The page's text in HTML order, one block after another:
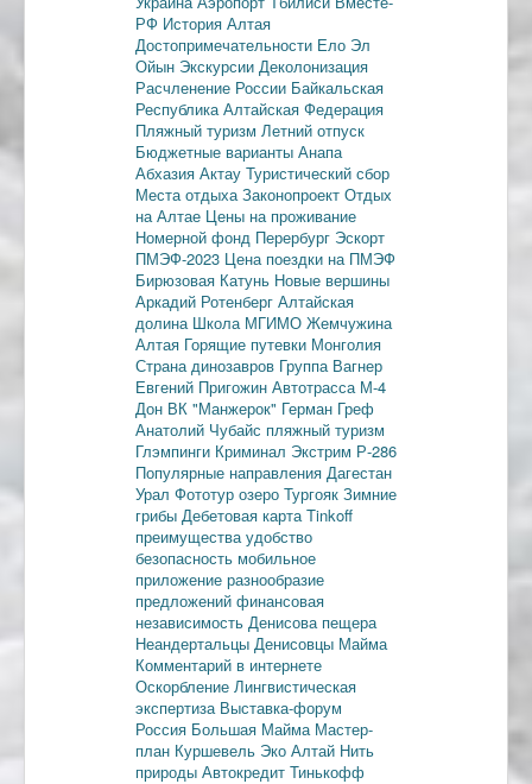
РФ История Алтая
Достопримечательности Ело Эл
Ойын Экскурсии Деколонизация
Расчленение России Байкальская
Республика Алтайская Федерация
Пляжный туризм Летний отпуск
Бюджетные варианты Анапа
Абхазия Актау Туристический сбор
Места отдыха Законопроект Отдых
на Алтае Цены на проживание
Номерной фонд Перербург Эскорт
ПМЭФ-2023 Цена поездки на ПМЭФ
Бирюзовая Катунь Новые вершины
Аркадий Ротенберг Алтайская
долина Школа МГИМО Жемчужина
Алтая Горящие путевки Монголия
Страна динозавров Группа Вагнер
Евгений Пригожин Автотрасса М-4
Дон ВК "Манжерок" Герман Греф
Анатолий Чубайс пляжный туризм
Глэмпинги Криминал Экстрим Р-286
Популярные направления Дагестан
Урал Фототур озеро Тургояк Зимние
грибы Дебетовая карта Tinkoff
преимущества удобство
безопасность мобильное
приложение разнообразие
предложений финансовая
независимость Денисова пещера
Неандертальцы Денисовцы Майма
Комментарий в интернете
Оскорбление Лингвистическая
экспертиза Выставка-форум
Россия Большая Майма Мастер-
план Куршевель Эко Алтай Нить
природы Автокредит Тинькофф